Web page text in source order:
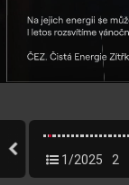
1/2025 2